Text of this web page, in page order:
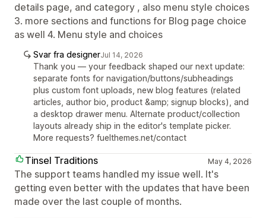
details page, and category , also menu style choices
3. more sections and functions for Blog page choice
as well 4. Menu style and choices
Svar fra designerJul 14, 2026
Thank you — your feedback shaped our next update:
separate fonts for navigation/buttons/subheadings
plus custom font uploads, new blog features (related
articles, author bio, product &amp; signup blocks), and
a desktop drawer menu. Alternate product/collection
layouts already ship in the editor's template picker.
More requests? fuelthemes.net/contact
Tinsel Traditions May 4, 2026
The support teams handled my issue well. It's
getting even better with the updates that have been
made over the last couple of months.